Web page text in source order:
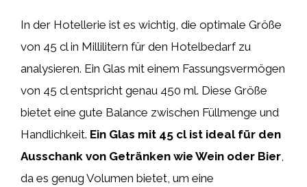
In der Hotellerie ist es wichtig, die optimale Größe
von 45 cl in Millilitern für den Hotelbedarf zu
analysieren. Ein Glas mit einem Fassungsvermögen
von 45 cl entspricht genau 450 ml. Diese Größe
bietet eine gute Balance zwischen Füllmenge und
Handlichkeit. Ein Glas mit 45 cl ist ideal für den
Ausschank von Getränken wie Wein oder Bier,
da es genug Volumen bietet, um eine